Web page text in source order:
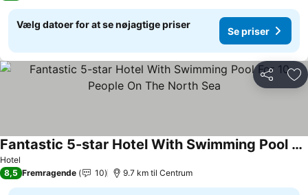
Vælg datoer for at se nøjagtige priser
Se priser
Del
Hotel
Fantastic 5-star Hotel With Swimming Pool For 10 People On The North Sea
Se priser
8,5 Fremragende 10 9.7 km til Centrum